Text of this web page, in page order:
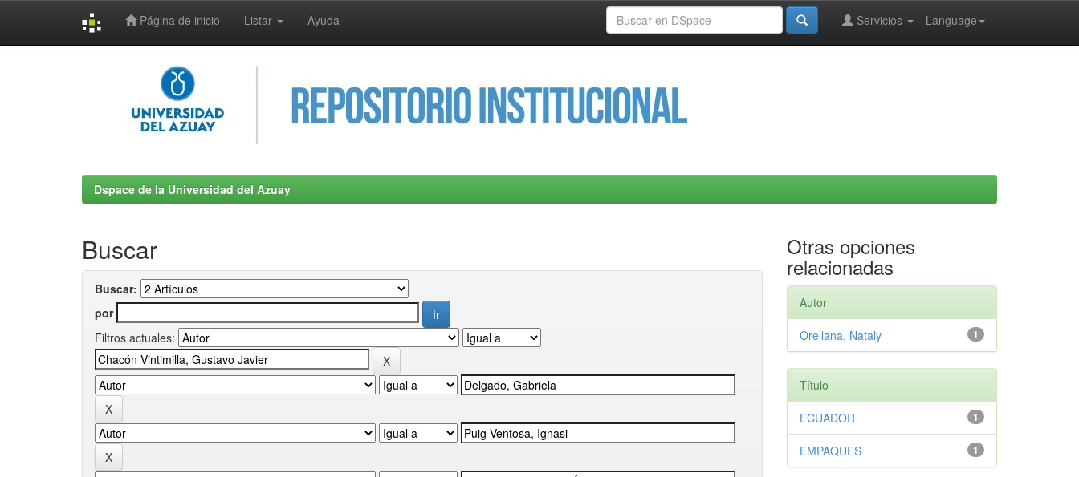
Página de inicio Listar Ayuda Language
Servicios
Dspace de la Universidad del Azuay
Buscar
Buscar:
por
Filtros actuales:
Otras opciones
relacionadas
Autor
1
Orellana, Nataly
Título
1
ECUADOR
1
EMPAQUES